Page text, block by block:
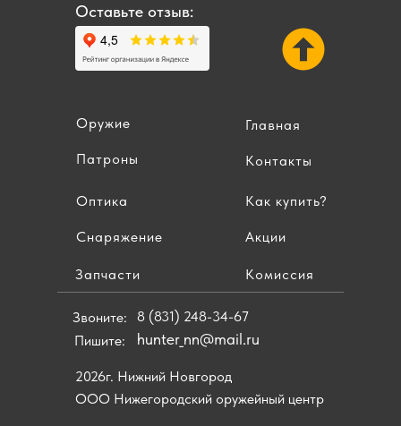
ООО Нижегородский оружейный центр
2026г. Нижний Новгород
Оставьте отзыв:
Оружие
Патроны
Оптика
Снаряжение
Запчасти
Главная
Контакты
Комиссия
Акции
Как купить?
8 (831) 248-34-67
hunter_nn@mail.ru
Пишите:
Звоните: